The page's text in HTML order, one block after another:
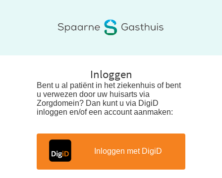
Inloggen
Bent u al patiënt in het ziekenhuis of bent
u verwezen door uw huisarts via
Zorgdomein? Dan kunt u via DigiD
inloggen en/of een account aanmaken:
Inloggen met DigiD